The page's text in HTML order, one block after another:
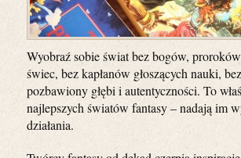
Wyobraź sobie świat bez bogów,
świec, bez kapłanów głoszących nauki,
pozbawiony głębi i autentyczności. To
najlepszych światów fantasy – nadają im
działania.